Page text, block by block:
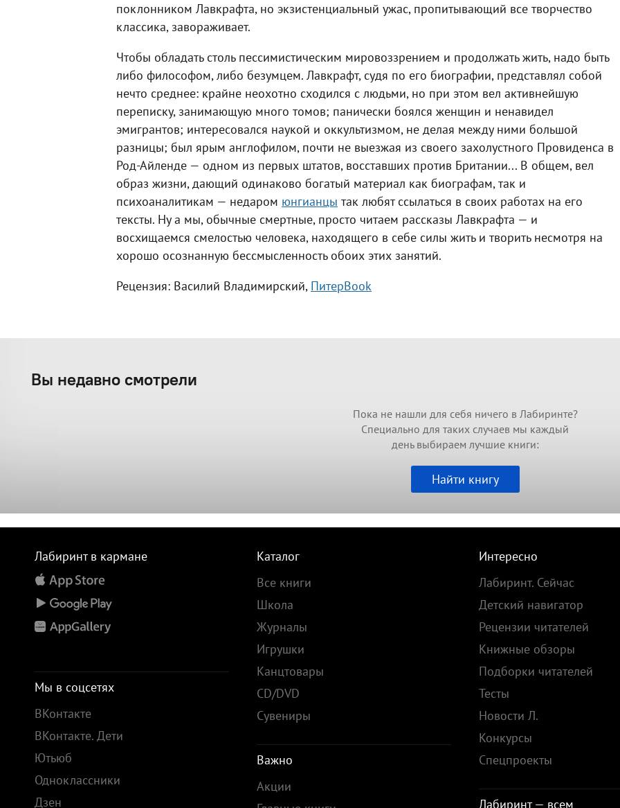
поклонником Лавкрафта, но экзистенциальный ужас, пропитывающий все творчество
классика, завораживает.
Чтобы обладать столь пессимистическим мировоззрением и продолжать жить, надо быть
либо философом, либо безумцем. Лавкрафт, судя по его биографии, представлял собой
нечто среднее: крайне неохотно сходился с людьми, но при этом вел активнейшую
переписку, занимающую много томов; панически боялся женщин и ненавидел
эмигрантов; интересовался наукой и оккультизмом, не делая между ними большой
разницы; был ярым англофилом, почти не выезжая из своего захолустного Провиденса в
Род-Айленде — одном из первых штатов, восставших против Британии... В общем, вел
образ жизни, дающий одинаково богатый материал как биографам, так и
психоаналитикам — недаром юнгианцы так любят ссылаться в своих работах на его
тексты. Ну а мы, обычные смертные, просто читаем рассказы Лавкрафта — и
восхищаемся смелостью человека, находящего в себе силы жить и творить несмотря на
хорошо осознанную бессмысленность обоих этих занятий.
Рецензия: Василий Владимирский, ПитерBook
Вы недавно смотрели
Пока не нашли для себя ничего в Лабиринте?
Специально для таких случаев мы каждый
день выбираем лучшие книги:
Найти книгу
Лабиринт в кармане
Мы в соцсетях
ВКонтакте
ВКонтакте. Дети
Ютьюб
Одноклассники
Дзен
Каталог
Все книги
Школа
Журналы
Игрушки
Канцтовары
CD/DVD
Сувениры
Важно
Акции
Интересно
Лабиринт. Сейчас
Детский навигатор
Рецензии читателей
Книжные обзоры
Подборки читателей
Тесты
Новости Л.
Конкурсы
Спецпроекты
Лабиринт — всем